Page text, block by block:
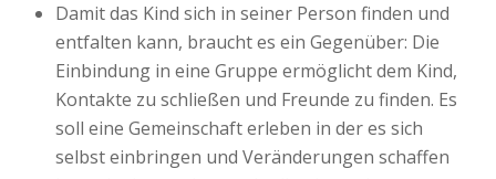
Damit das Kind sich in seiner Person finden und
entfalten kann, braucht es ein Gegenüber: Die
Einbindung in eine Gruppe ermöglicht dem Kind,
Kontakte zu schließen und Freunde zu finden. Es
soll eine Gemeinschaft erleben in der es sich
selbst einbringen und Veränderungen schaffen